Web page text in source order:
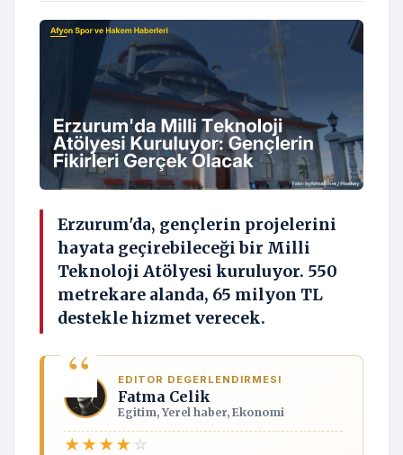
Erzurum'da, gençlerin projelerini
hayata geçirebileceği bir Milli
Teknoloji Atölyesi kuruluyor. 550
metrekare alanda, 65 milyon TL
destekle hizmet verecek.
EDITOR DEGERLENDIRMESI
Fatma Celik
Egitim, Yerel haber, Ekonomi
★★★★ ☆